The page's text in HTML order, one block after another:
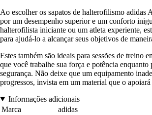
Ao escolher os sapatos de halterofilismo adidas
por um desempenho superior e um conforto
halterofilista iniciante ou um atleta experiente,
para ajudá-lo a alcançar seus objetivos de
Estes também são ideais para sessões de treino
que você trabalhe sua força e potência enquanto
segurança. Não deixe que um equipamento
progressos, invista em um material que o
Informações adicionais
Marca
adidas